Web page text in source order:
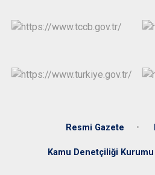
Resmi Gazete
Kamu Denetçiliği Kurumu